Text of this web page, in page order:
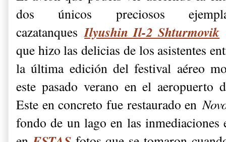
dos únicos preciosos
cazatanquesIlyushin Il-2 Shturmovik
que hizo las delicias de los asistentes
la última edición del festival aéreo
este pasado verano en el aeropuerto
Este en concreto fue restaurado en
fondo de un lago en las